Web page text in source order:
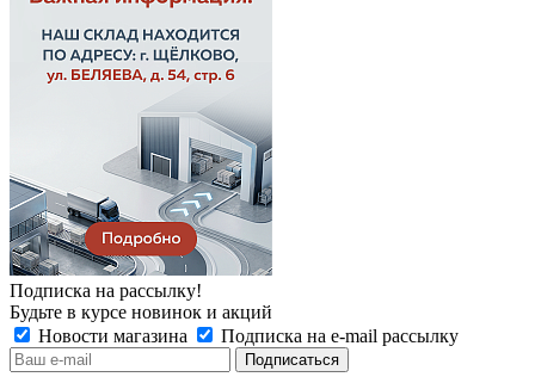
Подписка на рассылку!
Будьте в курсе новинок и акций
Новости магазина
Подписка на e-mail рассылку